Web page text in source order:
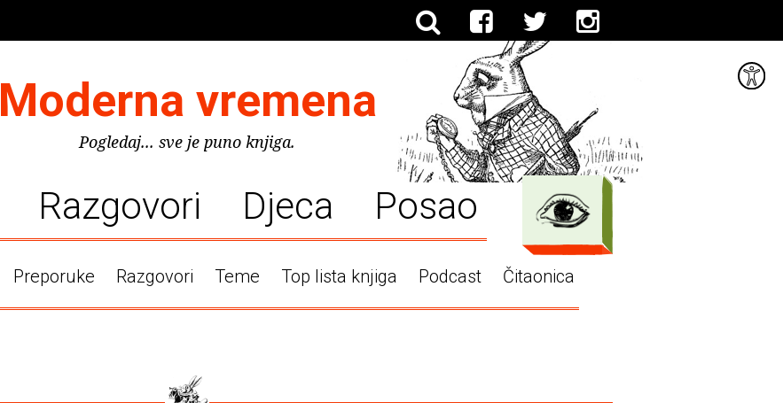
Moderna vremena
Pogledaj... sve je puno knjiga.
Razgovori Djeca Posao
Preporuke Razgovori Teme Top lista knjiga Podcast Čitaonica